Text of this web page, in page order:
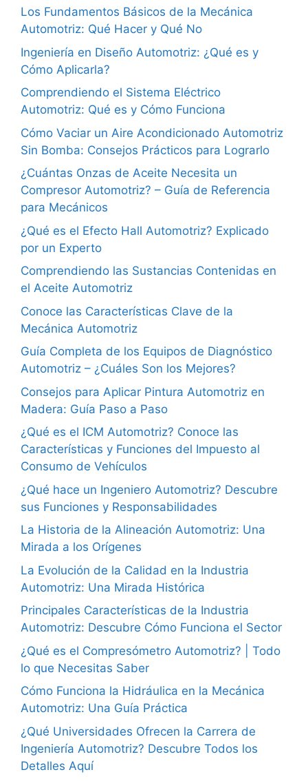
Los Fundamentos Básicos de la Mecánica
Automotriz: Qué Hacer y Qué No
Ingeniería en Diseño Automotriz: ¿Qué es y
Cómo Aplicarla?
Comprendiendo el Sistema Eléctrico
Automotriz: Qué es y Cómo Funciona
Cómo Vaciar un Aire Acondicionado Automotriz
Sin Bomba: Consejos Prácticos para Lograrlo
¿Cuántas Onzas de Aceite Necesita un
Compresor Automotriz? – Guía de Referencia
para Mecánicos
¿Qué es el Efecto Hall Automotriz? Explicado
por un Experto
Comprendiendo las Sustancias Contenidas en
el Aceite Automotriz
Conoce las Características Clave de la
Mecánica Automotriz
Guía Completa de los Equipos de Diagnóstico
Automotriz – ¿Cuáles Son los Mejores?
Consejos para Aplicar Pintura Automotriz en
Madera: Guía Paso a Paso
¿Qué es el ICM Automotriz? Conoce las
Características y Funciones del Impuesto al
Consumo de Vehículos
¿Qué hace un Ingeniero Automotriz? Descubre
sus Funciones y Responsabilidades
La Historia de la Alineación Automotriz: Una
Mirada a los Orígenes
La Evolución de la Calidad en la Industria
Automotriz: Una Mirada Histórica
Principales Características de la Industria
Automotriz: Descubre Cómo Funciona el Sector
¿Qué es el Compresómetro Automotriz? | Todo
lo que Necesitas Saber
Cómo Funciona la Hidráulica en la Mecánica
Automotriz: Una Guía Práctica
¿Qué Universidades Ofrecen la Carrera de
Ingeniería Automotriz? Descubre Todos los
Detalles Aquí